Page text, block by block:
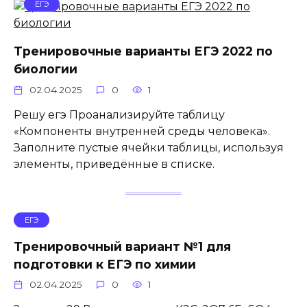
ЕГЭ
Тренировочные варианты ЕГЭ 2022 по
биологии
02.04.2025 0 1
Решу егэ Проанализируйте таблицу
«Компоненты внутренней среды человека».
Заполните пустые ячейки таблицы, используя
элементы, приведённые в списке.
ЕГЭ
Тренировочный вариант №1 для
подготовки к ЕГЭ по химии
02.04.2025 0 1